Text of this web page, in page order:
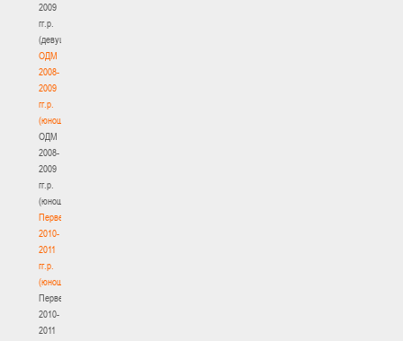
2009
гг.р.
(девушки)
ОДМ
2008-
2009
гг.р.
(юноши)
ОДМ
2008-
2009
гг.р.
(юноши)
Первенство
2010-
2011
гг.р.
(юноши)
Первенство
2010-
2011